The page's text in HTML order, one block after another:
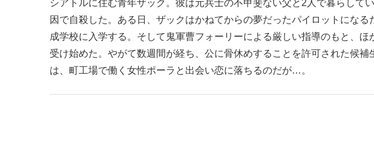
シアトルに住む青年ザック。彼は元兵士の不甲斐ない父と2人で暮らして
因で自殺した。ある日、ザックはかねてからの夢だったパイロットにな
成学校に入学する。そして鬼軍曹フォーリーによる厳しい指導のもと、
受け始めた。やがて数週間が経ち、公に骨休めすることを許可された候補
は、町工場で働く女性ポーラと出会い恋に落ちるのだが…。